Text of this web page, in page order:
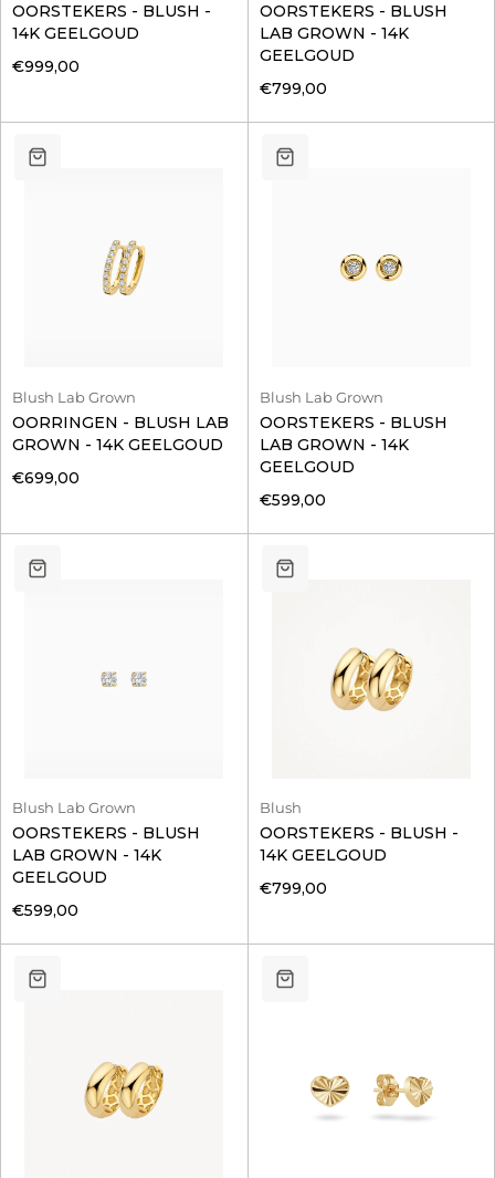
OORSTEKERS - BLUSH -
14K GEELGOUD
€999,00
OORSTEKERS - BLUSH
LAB GROWN - 14K
GEELGOUD
€799,00
Blush Lab Grown
OORRINGEN - BLUSH LAB
GROWN - 14K GEELGOUD
€699,00
Blush Lab Grown
OORSTEKERS - BLUSH
LAB GROWN - 14K
GEELGOUD
€599,00
Blush Lab Grown
OORSTEKERS - BLUSH
LAB GROWN - 14K
GEELGOUD
€599,00
Blush
OORSTEKERS - BLUSH -
14K GEELGOUD
€799,00